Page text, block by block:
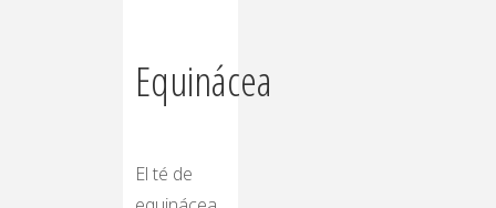
Equinácea
El té de